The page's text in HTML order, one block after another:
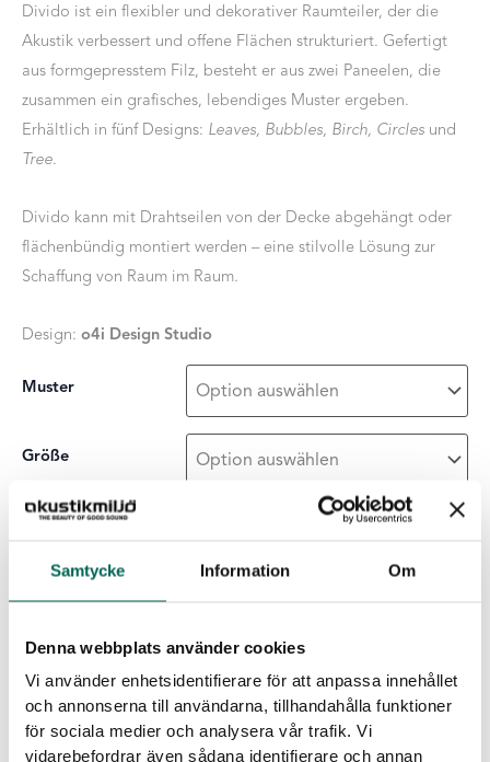
Samtycke Information Om
Denna webbplats använder cookies
Vi använder enhetsidentifierare för att anpassa innehållet
och annonserna till användarna, tillhandahålla funktioner
för sociala medier och analysera vår trafik. Vi
vidarebefordrar även sådana identifierare och annan
Divido ist ein flexibler und dekorativer Raumteiler, der die
Akustik verbessert und offene Flächen strukturiert. Gefertigt
aus formgepresstem Filz, besteht er aus zwei Paneelen, die
zusammen ein grafisches, lebendiges Muster ergeben.
Erhältlich in fünf Designs: Leaves, Bubbles, Birch, Circles und
Tree.
Divido kann mit Drahtseilen von der Decke abgehängt oder
flächenbündig montiert werden – eine stilvolle Lösung zur
Schaffung von Raum im Raum.
Design: o4i Design Studio
Muster
Größe
-
Menge
+ ZUR LISTE HINZUFÜGEN
Produktdetails